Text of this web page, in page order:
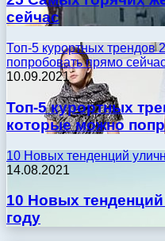
сейчас
Топ-5 курортных трендов
попробовать прямо
10.09.2021
Топ-5 курортных
которые можно
10 Новых тенденций
14.08.2021
10 Новых
году